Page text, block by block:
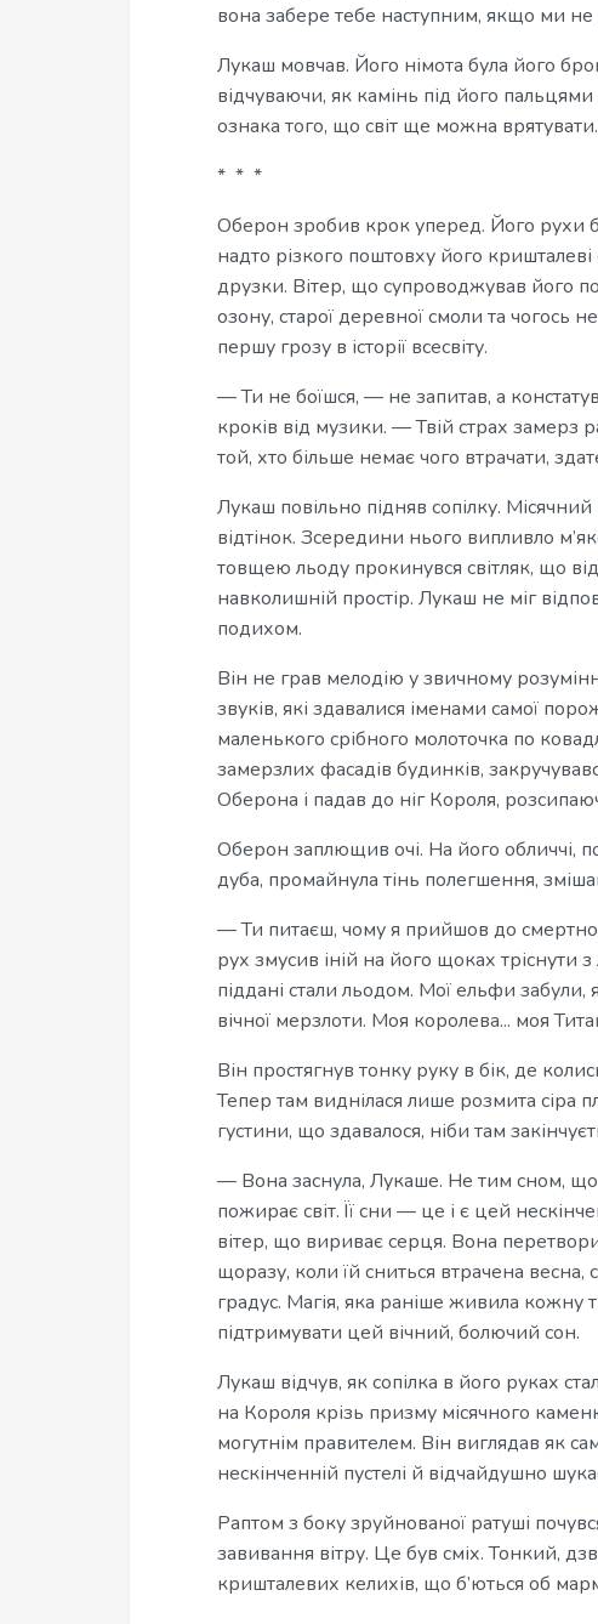
вона забере тебе наступним, якщо ми
Лукаш мовчав. Його німота була його
відчуваючи, як камінь під його
ознака того, що світ ще можна врятувати.
* * *
Оберон зробив крок уперед. Його рухи
надто різкого поштовху його
друзки. Вітер, що супроводжував його
озону, старої деревної смоли та чогось
першу грозу в історії всесвіту.
— Ти не боїшся, — не запитав, а
кроків від музики. — Твій страх замерз
той, хто більше немає чого втрачати,
Лукаш повільно підняв сопілку.
відтінок. Зсередини нього випливло
товщею льоду прокинувся світляк, що
навколишній простір. Лукаш не міг
подихом.
Він не грав мелодію у звичному
звуків, які здавалися іменами самої
маленького срібного молоточка по
замерзлих фасадів будинків,
Оберона і падав до ніг Короля,
Оберон заплющив очі. На його обличчі,
дуба, промайнула тінь полегшення,
— Ти питаєш, чому я прийшов до
рух змусив іній на його щоках
піддані стали льодом. Мої ельфи забули,
вічної мерзлоти. Моя королева... моя
Він простягнув тонку руку в бік, де
Тепер там виднілася лише розмита сіра
густини, що здавалося, ніби там
— Вона заснула, Лукаше. Не тим сном,
пожирає світ. Її сни — це і є цей
вітер, що вириває серця. Вона
щоразу, коли їй сниться втрачена
градус. Магія, яка раніше живила кожну
підтримувати цей вічний, болючий сон.
Лукаш відчув, як сопілка в його руках
на Короля крізь призму місячного
могутнім правителем. Він виглядав як
нескінченній пустелі й відчайдушно
Раптом з боку зруйнованої ратуші
завивання вітру. Це був сміх. Тонкий,
кришталевих келихів, що б’ються об